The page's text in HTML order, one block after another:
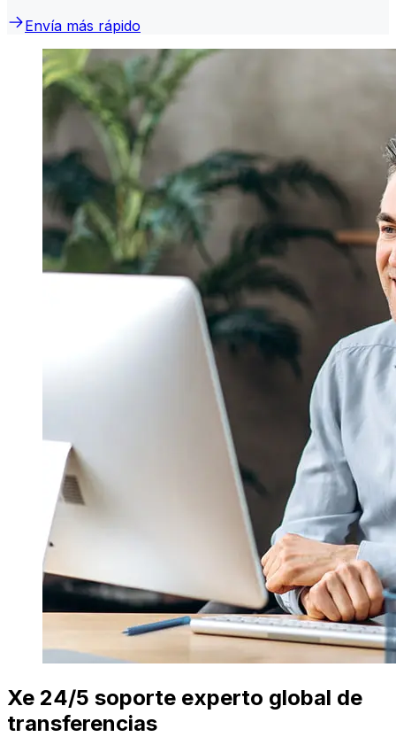
Envía más rápido
Xe 24/5 soporte experto global de
transferencias